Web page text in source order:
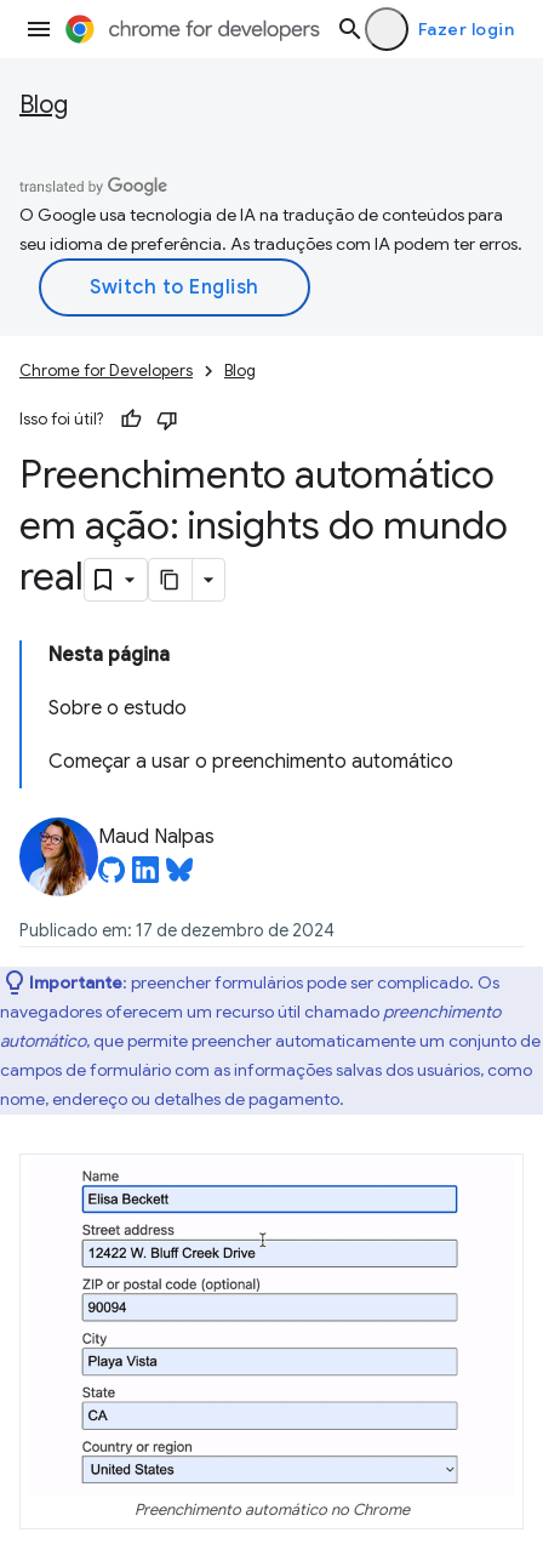
Fazer login
Blog
O Google usa tecnologia de IA na tradução de conteúdos para
seu idioma de preferência. As traduções com IA podem ter erros.
Chrome for Developers Blog
Isso foi útil?
Preenchimento automático
em ação: insights do mundo
real
Nesta página
Sobre o estudo
Começar a usar o preenchimento automático
Maud Nalpas
Publicado em: 17 de dezembro de 2024
Importante: preencher formulários pode ser complicado. Os
navegadores oferecem um recurso útil chamado preenchimento
automático, que permite preencher automaticamente um conjunto de
campos de formulário com as informações salvas dos usuários, como
nome, endereço ou detalhes de pagamento.
Preenchimento automático no Chrome